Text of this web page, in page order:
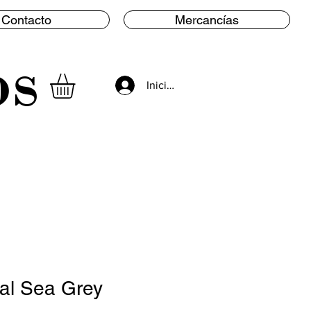
Contacto Mercancías
Iniciar sesión
Sea Grey